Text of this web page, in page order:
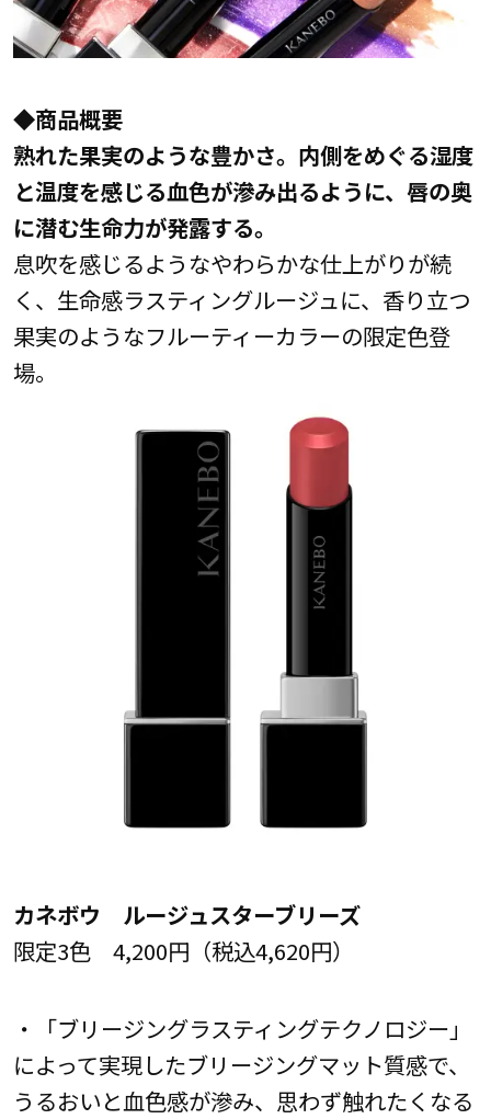
◆商品概要
熟れた果実のような豊かさ。内側をめぐる湿度
と温度を感じる血色が滲み出るように、唇の奥
に潜む生命力が発露する。
息吹を感じるようなやわらかな仕上がりが続
く、生命感ラスティングルージュに、香り立つ
果実のようなフルーティーカラーの限定色登
場。
カネボウ ルージュスターブリーズ
限定3色 4,200円（税込4,620円）
・「ブリージングラスティングテクノロジー」
によって実現したブリージングマット質感で、
うるおいと血色感が滲み、思わず触れたくなる